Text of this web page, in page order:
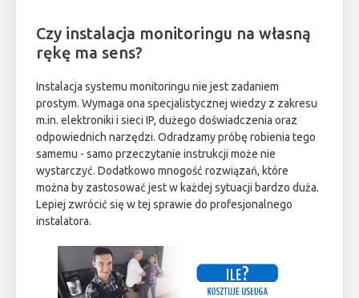
Czy instalacja monitoringu na własną
rękę ma sens?
Instalacja systemu monitoringu nie jest zadaniem
prostym. Wymaga ona specjalistycznej wiedzy z zakresu
m.in. elektroniki i sieci IP, dużego doświadczenia oraz
odpowiednich narzędzi. Odradzamy próbę robienia tego
samemu - samo przeczytanie instrukcji może nie
wystarczyć. Dodatkowo mnogość rozwiązań, które
można by zastosować jest w każdej sytuacji bardzo duża.
Lepiej zwrócić się w tej sprawie do profesjonalnego
instalatora.